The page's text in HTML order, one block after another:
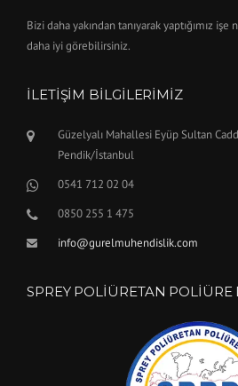
Bizi daha yakından tanıyarak yaptığımız
daha iyi görebilirsiniz.
İLETIŞIM BILGILERIMIZ
Güzelyalı Mahallesi Eyüp Sultan
Pendik/İstanbul
0541 712 02 04
0850 255 1 475
info@gurelmuhendislik.com
SPREY POLIÜRETAN POLIÜRE